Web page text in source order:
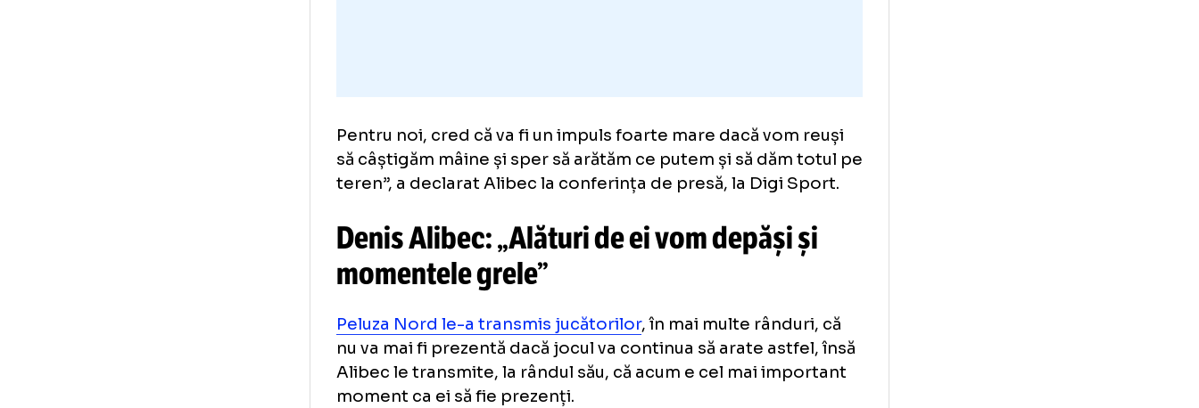
Pentru noi, cred că va fi un impuls foarte mare dacă vom reuși
să câștigăm mâine și sper să arătăm ce putem și să dăm totul pe
teren”, a declarat Alibec la conferința de presă, la Digi Sport.